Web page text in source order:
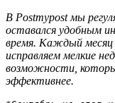
В Postmypost мы
оставался удобным
время. Каждый месяц
исправляем мелкие
возможности,
эффективнее.